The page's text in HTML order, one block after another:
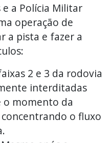
e a Polícia Militar
operação de
a pista e fazer a
2 e 3 da rodovia
interditadas
o momento da
o fluxo